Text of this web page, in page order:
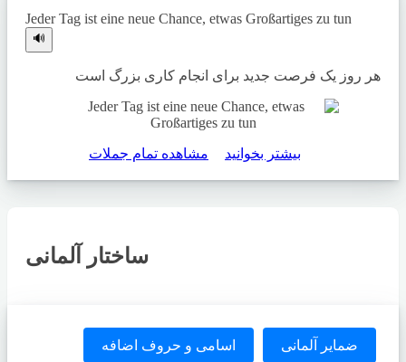
Jeder Tag ist eine neue Chance, etwas Großartiges zu tun
🔊
هر روز یک فرصت جدید برای انجام کاری بزرگ است
بیشتر بخوانید مشاهده تمام جملات
ساختار آلمانی
ضمایر آلمانی اسامی و حروف اضافه